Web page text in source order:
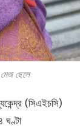
ছেলে
(সিএইচসি)
ঘণ্টা